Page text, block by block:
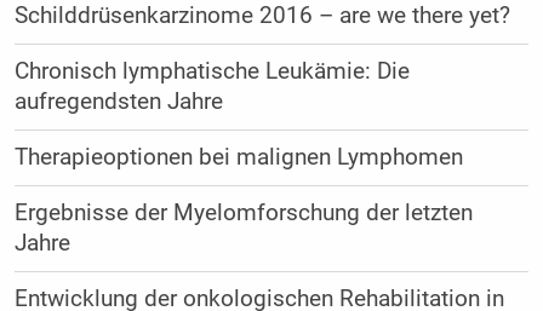
Schilddrüsenkarzinome 2016 – are we there yet?
Chronisch lymphatische Leukämie: Die
aufregendsten Jahre
Therapieoptionen bei malignen Lymphomen
Ergebnisse der Myelomforschung der letzten
Jahre
Entwicklung der onkologischen Rehabilitation in